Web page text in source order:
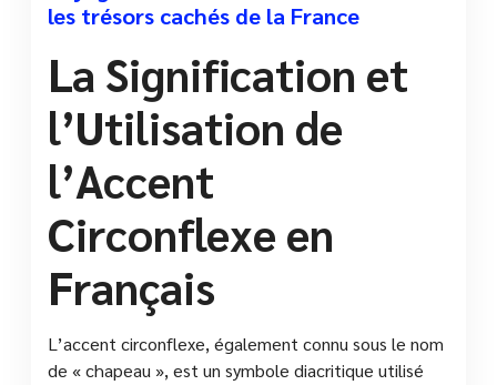
les trésors cachés de la France
La Signification et
l’Utilisation de
l’Accent
Circonflexe en
Français
L’accent circonflexe, également connu sous le nom
de « chapeau », est un symbole diacritique utilisé